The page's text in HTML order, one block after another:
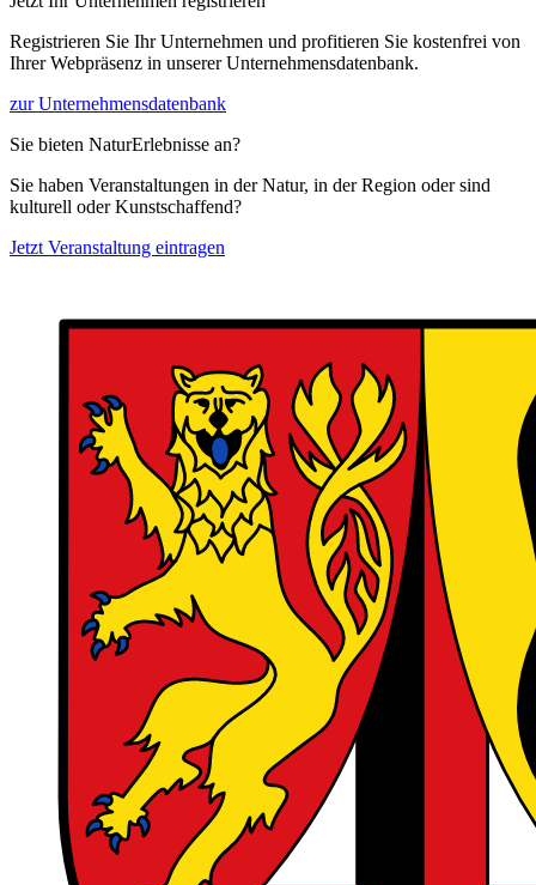
Registrieren Sie Ihr Unternehmen und profitieren Sie kostenfrei von
Ihrer Webpräsenz in unserer Unternehmensdatenbank.
zur Unternehmensdatenbank
Sie bieten NaturErlebnisse an?
Sie haben Veranstaltungen in der Natur, in der Region oder sind
kulturell oder Kunstschaffend?
Jetzt Veranstaltung eintragen